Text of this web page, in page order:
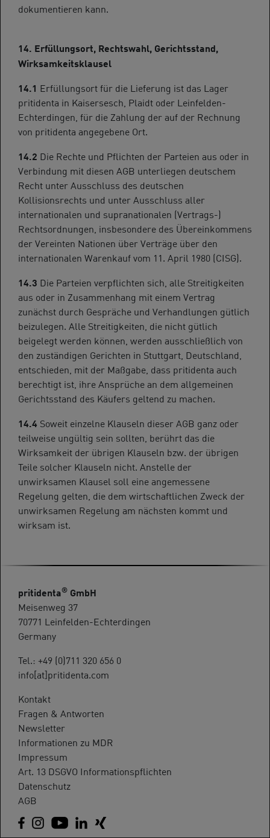
dokumentieren kann.
14. Erfüllungsort, Rechtswahl, Gerichtsstand,
Wirksamkeitsklausel
14.1 Erfüllungsort für die Lieferung ist das Lager
pritidenta in Kaisersesch, Plaidt oder Leinfelden-
Echterdingen, für die Zahlung der auf der Rechnung
von pritidenta angegebene Ort.
14.2 Die Rechte und Pflichten der Parteien aus oder in
Verbindung mit diesen AGB unterliegen deutschem
Recht unter Ausschluss des deutschen
Kollisionsrechts und unter Ausschluss aller
internationalen und supranationalen (Vertrags-)
Rechtsordnungen, insbesondere des Übereinkommens
der Vereinten Nationen über Verträge über den
internationalen Warenkauf vom 11. April 1980 (CISG).
14.3 Die Parteien verpflichten sich, alle Streitigkeiten
aus oder in Zusammenhang mit einem Vertrag
zunächst durch Gespräche und Verhandlungen gütlich
beizulegen. Alle Streitigkeiten, die nicht gütlich
beigelegt werden können, werden ausschließlich von
den zuständigen Gerichten in Stuttgart, Deutschland,
entschieden, mit der Maßgabe, dass pritidenta auch
berechtigt ist, ihre Ansprüche an dem allgemeinen
Gerichtsstand des Käufers geltend zu machen.
14.4 Soweit einzelne Klauseln dieser AGB ganz oder
teilweise ungültig sein sollten, berührt das die
Wirksamkeit der übrigen Klauseln bzw. der übrigen
Teile solcher Klauseln nicht. Anstelle der
unwirksamen Klausel soll eine angemessene
Regelung gelten, die dem wirtschaftlichen Zweck der
unwirksamen Regelung am nächsten kommt und
wirksam ist.
pritidenta® GmbH
Meisenweg 37
70771 Leinfelden-Echterdingen
Germany
Tel.: +49 (0)711 320 656 0
info[at]pritidenta.com
Kontakt
Fragen & Antworten
Newsletter
Informationen zu MDR
Impressum
Art. 13 DSGVO Informationspflichten
Datenschutz
AGB